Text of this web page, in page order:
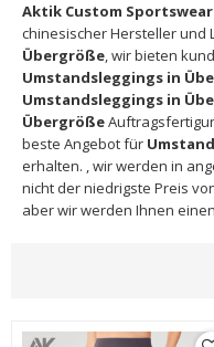
Aktik Custom
chinesischer Hersteller und
Übergröße, wir bieten
Umstandsleggings in
Umstandsleggings in
Übergröße
beste Angebot für
erhalten. , wir werden in
nicht der niedrigste Preis
aber wir werden Ihnen